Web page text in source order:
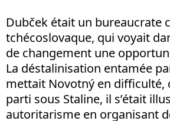
Dubček était un bureaucrate
tchécoslovaque, qui voyait
de changement une
La déstalinisation entamée
mettait Novotný en difficulté,
parti sous Staline, il s’était
autoritarisme en organisant